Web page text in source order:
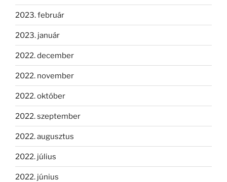
2023. február
2023. január
2022. december
2022. november
2022. október
2022. szeptember
2022. augusztus
2022. július
2022. június